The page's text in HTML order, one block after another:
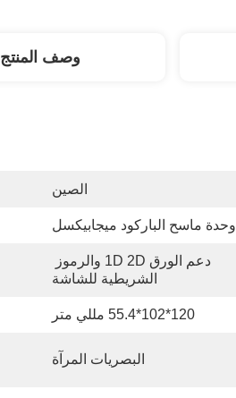
وصف المنتج
الصين
وحدة ماسح الباركود ميجابيكسل
الشريطية للشاشة
120*102*55.4 مللي متر
البصريات المرآة